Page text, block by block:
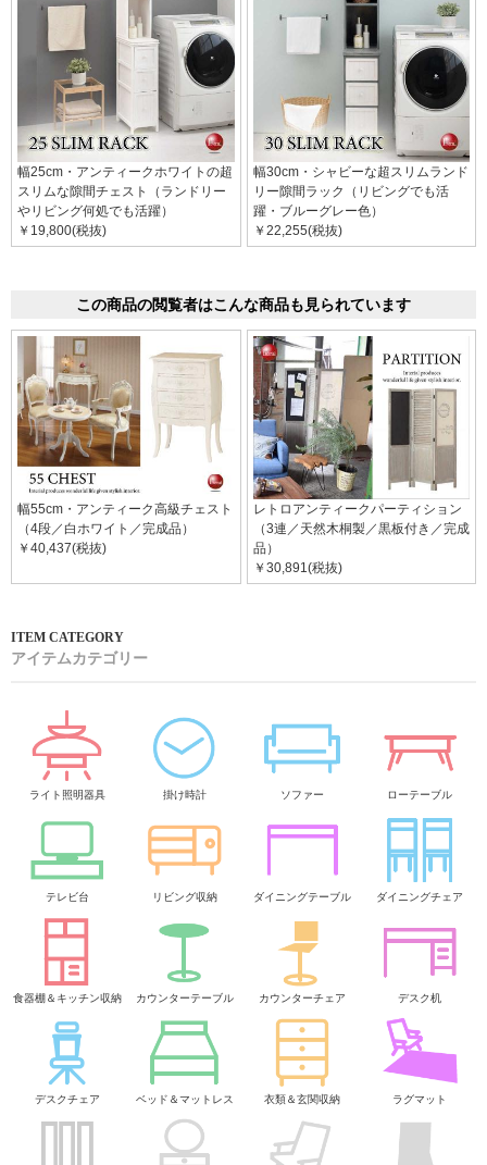
幅25cm・アンティークホワイトの超
スリムな隙間チェスト（ランドリー
やリビング何処でも活躍）
￥19,800(税抜)
幅30cm・シャビーな超スリムランド
リー隙間ラック（リビングでも活
躍・ブルーグレー色）
￥22,255(税抜)
この商品の閲覧者はこんな商品も見られています
幅55cm・アンティーク高級チェスト
（4段／白ホワイト／完成品）
￥40,437(税抜)
レトロアンティークパーティション
（3連／天然木桐製／黒板付き／完成
品）
￥30,891(税抜)
アイテムカテゴリー
ライト照明器具 掛け時計 ソファー ローテーブル
テレビ台 リビング収納 ダイニングテーブル ダイニングチェア
食器棚＆キッチン収納 カウンターテーブル カウンターチェア デスク机
デスクチェア ベッド＆マットレス 衣類＆玄関収納 ラグマット